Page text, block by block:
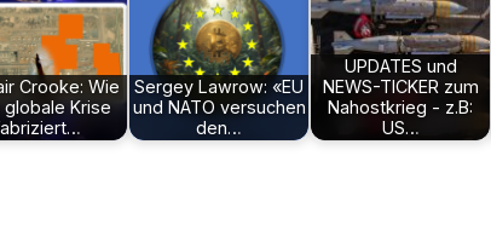
Crooke: Wie
globale Krise
Sergey Lawrow: «EU
und NATO versuchen
den…
UPDATES und
NEWS-TICKER zum
Nahostkrieg - z.B:
US…